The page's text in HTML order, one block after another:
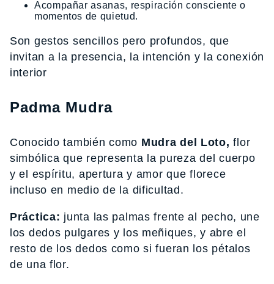
Acompañar asanas, respiración consciente o
momentos de quietud.
Son gestos sencillos pero profundos, que
invitan a la presencia, la intención y la conexión
interior
Padma Mudra
Conocido también como Mudra del Loto, flor
simbólica que representa la pureza del cuerpo
y el espíritu, apertura y amor que florece
incluso en medio de la dificultad.
Práctica: junta las palmas frente al pecho, une
los dedos pulgares y los meñiques, y abre el
resto de los dedos como si fueran los pétalos
de una flor.